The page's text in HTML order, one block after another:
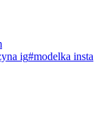
ig#modelka insta